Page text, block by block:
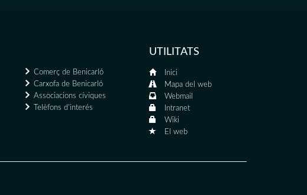
Comerç de Benicarló
Carxofa de Benicarló
Associacions cíviques
Telèfons d'interés
UTILITATS
Inici
Mapa del web
Webmail
Intranet
Wiki
El web